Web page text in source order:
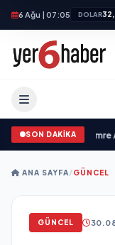
6 Ağu | 07:05 DOLAR
SON DAKİKA
yayımlandı•Ali Emre
ANA SAYFA/GÜNCEL
GÜNCEL